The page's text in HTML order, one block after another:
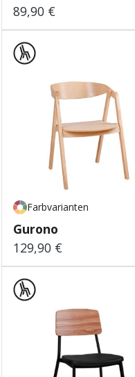
Regulärer Preis:
89,90 €
Farbvarianten
Gurono
Regulärer Preis:
129,90 €